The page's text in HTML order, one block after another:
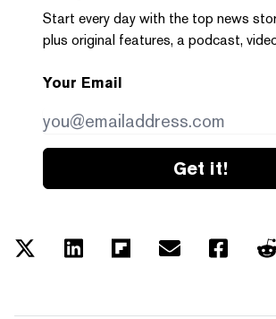
Start every day with the top news
plus original features, a podcast,
Your Email
Get it!